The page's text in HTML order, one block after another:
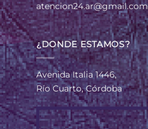
atencion24.ar@gmail.com
¿DONDE ESTAMOS?
Avenida Italia 1446,
Río Cuarto, Córdoba